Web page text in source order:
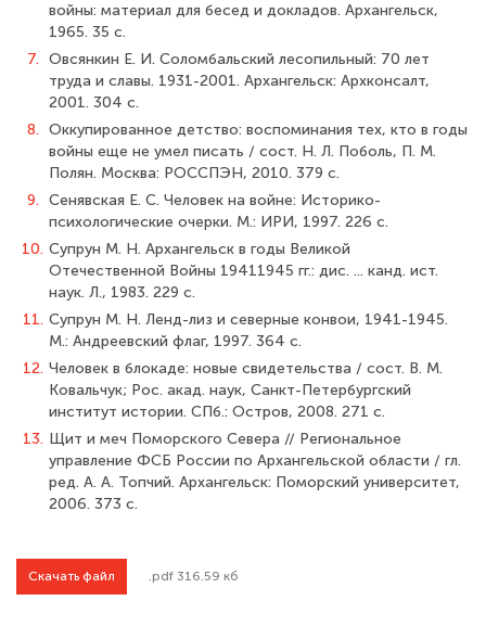
войны: материал для бесед и докладов. Архангельск,
1965. 35 с.
7. Овсянкин Е. И. Соломбальский лесопильный: 70 лет
труда и славы. 1931-2001. Архангельск: Архконсалт,
2001. 304 с.
8. Оккупированное детство: воспоминания тех, кто в годы
войны еще не умел писать / сост. Н. Л. Поболь, П. М.
Полян. Москва: РОССПЭН, 2010. 379 с.
9. Сенявская Е. С. Человек на войне: Историко-
психологические очерки. М.: ИРИ, 1997. 226 с.
10. Супрун М. Н. Архангельск в годы Великой
Отечественной Войны 1941­1945 гг.: дис. ... канд. ист.
наук. Л., 1983. 229 с.
11. Супрун М. Н. Ленд-лиз и северные конвои, 1941-1945.
М.: Андреевский флаг, 1997. 364 с.
12. Человек в блокаде: новые свидетельства / сост. В. М.
Ковальчук; Рос. акад. наук, Санкт-Петербургский
институт истории. СПб.: Остров, 2008. 271 с.
13. Щит и меч Поморского Севера // Региональное
управление ФСБ России по Ар­хангельской области / гл.
ред. А. А. Топчий. Архангельск: Поморский университет,
2006. 373 с.
Скачать файл .pdf 316.59 кб